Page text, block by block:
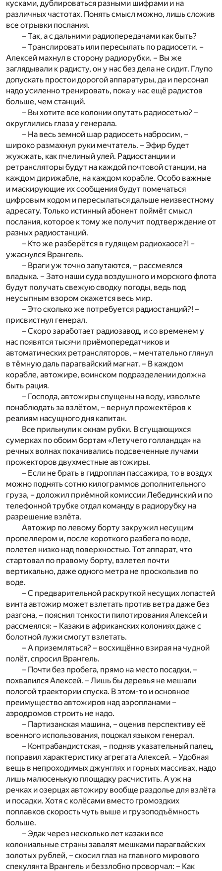
кусками, дублироваться разными шифрами и на
различных частотах. Понять смысл можно, лишь сложив
все отрывки послания.
– Так, а с дальними радиопередачами как быть?
– Транслировать или пересылать по радиосети. –
Алексей махнул в сторону радиорубки. – Вы же
заглядывали к радисту, он у нас без дела не сидит. Глупо
допускать простои дорогой аппаратуры, да и персонал
надо усиленно тренировать, пока у нас ещё радистов
больше, чем станций.
– Вы хотите все колонии опутать радиосетью? –
округлились глаза у генерала.
– На весь земной шар радиосеть набросим, –
широко размахнул руки мечтатель. – Эфир будет
жужжать, как пчелиный улей. Радиостанции и
ретрансляторы будут на каждой почтовой станции, на
каждом дирижабле, на каждом корабле. Особо важные
и маскирующие их сообщения будут помечаться
цифровым кодом и пересылаться дальше неизвестному
адресату. Только истинный абонент поймёт смысл
послания, которое к тому же получит подтверждение от
разных радиостанций.
– Кто же разберётся в гудящем радиохаосе?! –
ужаснулся Врангель.
– Враги уж точно запутаются, – рассмеялся
владыка. – Зато наши суда воздушного и морского флота
будут получать свежую сводку погоды, ведь под
неусыпным взором окажется весь мир.
– Это сколько же потребуется радиостанций?! –
присвистнул генерал.
– Скоро заработает радиозавод, и со временем у
нас появятся тысячи приёмопередатчиков и
автоматических ретрансляторов, – мечтательно глянул
в тёмную даль парагвайский магнат. – В каждом
корабле, автожире, воинском подразделении должна
быть рация.
– Господа, автожиры спущены на воду, извольте
понаблюдать за взлётом, – вернул прожектёров к
реалиям насущного дня капитан.
Все прильнули к окнам рубки. В сгущающихся
сумерках по обоим бортам «Летучего голландца» на
речных волнах покачивались подсвеченные лучами
прожекторов двухместные автожиры.
– Если не брать в гидроплан пассажира, то в воздух
можно поднять сотню килограммов дополнительного
груза, – доложил приёмной комиссии Лебединский и по
телефонной трубке отдал команду в радиорубку на
разрешение взлёта.
Автожир по левому борту закружил несущим
пропеллером и, после короткого разбега по воде,
полетел низко над поверхностью. Тот аппарат, что
стартовал по правому борту, взлетел почти
вертикально, даже одного метра не проскользив по
воде.
– С предварительной раскруткой несущих лопастей
винта автожир может взлетать против ветра даже без
разгона, – пояснил тонкости пилотирования Алексей и
рассмеялся: – Казаки в африканских колониях даже с
болотной лужи смогут взлетать.
– А приземляться? – восхищённо взирая на чудной
полёт, спросил Врангель.
– Почти без пробега, прямо на место посадки, –
похвалился Алексей. – Лишь бы деревья не мешали
пологой траектории спуска. В этом-то и основное
преимущество автожиров над аэропланами –
аэродромов строить не надо.
– Партизанская машина, – оценив перспективу её
военного использования, поцокал языком генерал.
– Контрабандистская, – подняв указательный палец,
поправил характеристику агрегата Алексей. – Удобная
вещь в непроходимых джунглях и горных массивах, надо
лишь малюсенькую площадку расчистить. А уж на
речках и озерцах автожиру вообще раздолье для взлёта
и посадки. Хотя с колёсами вместо громоздких
поплавков скорость чуть выше и грузоподъёмность
больше.
– Эдак через несколько лет казаки все
колониальные страны завалят мешками парагвайских
золотых рублей, – скосил глаз на главного мирового
спекулянта Врангель и беззлобно проворчал: – Как